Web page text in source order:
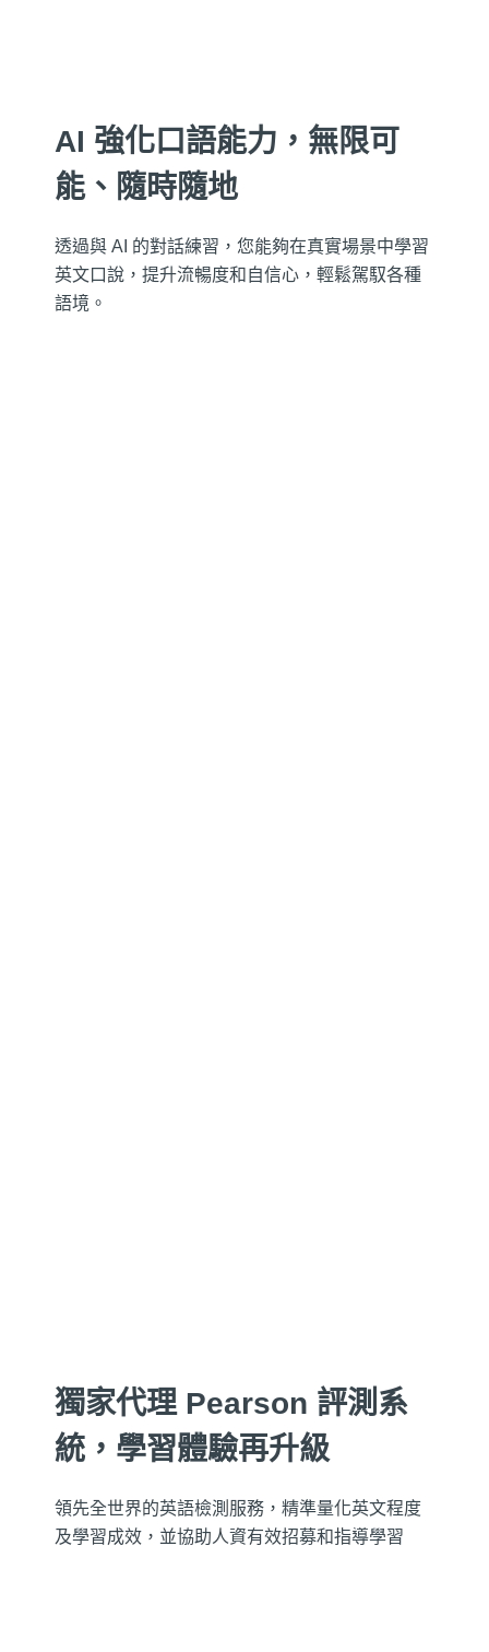
AI 強化口語能力，無限可
能、隨時隨地
透過與 AI 的對話練習，您能夠在真實場景中學習
英文口說，提升流暢度和自信心，輕鬆駕馭各種
語境。
獨家代理 Pearson 評測系
統，學習體驗再升級
領先全世界的英語檢測服務，精準量化英文程度
及學習成效，並協助人資有效招募和指導學習